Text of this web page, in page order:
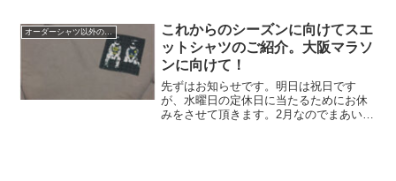
けど。今日は山の方に白山比咩神社まで
の往復３０キロ。今週...
これからのシーズンに向けてスエ
ットシャツのご紹介。大阪マラソ
ンに向けて！
先ずはお知らせです。明日は祝日です
が、水曜日の定休日に当たるためにお休
みをさせて頂きます。2月なのでまあいい